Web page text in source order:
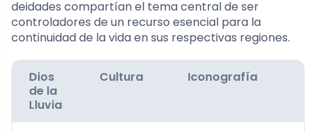
deidades compartían el tema central de ser
controladores de un recurso esencial para la
continuidad de la vida en sus respectivas regiones.
Dios
de la
Lluvia
Cultura Iconografía